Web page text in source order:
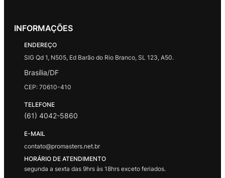
INFORMAÇÕES
ENDEREÇO
SIG Qd 1, N505, Ed Barão do Rio Branco, SL 123, A50.
Brasília/DF
CEP: 70610-410
TELEFONE
(61) 4042-5860
E-MAIL
contato@promasters.net.br
HORÁRIO DE ATENDIMENTO
segunda a sexta das 9hrs às 18hrs exceto feriados.